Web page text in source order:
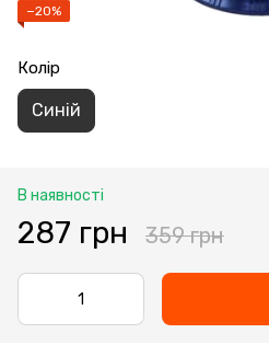
−20%
Колір
Синій
В наявності
287 грн 359 грн